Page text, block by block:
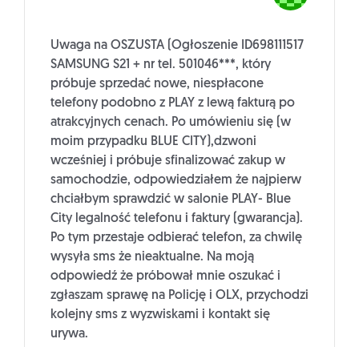
Uwaga na OSZUSTA (Ogłoszenie ID698111517
SAMSUNG S21 + nr tel. 501046***, który
próbuje sprzedać nowe, niespłacone
telefony podobno z PLAY z lewą fakturą po
atrakcyjnych cenach. Po umówieniu się (w
moim przypadku BLUE CITY),dzwoni
wcześniej i próbuje sfinalizować zakup w
samochodzie, odpowiedziałem że najpierw
chciałbym sprawdzić w salonie PLAY- Blue
City legalność telefonu i faktury (gwarancja).
Po tym przestaje odbierać telefon, za chwilę
wysyła sms że nieaktualne. Na moją
odpowiedź że próbował mnie oszukać i
zgłaszam sprawę na Policję i OLX, przychodzi
kolejny sms z wyzwiskami i kontakt się
urywa.